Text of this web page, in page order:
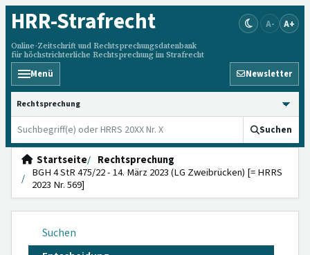
HRR-Strafrecht
Online-Zeitschrift und Rechtsprechungsdatenbank
für höchstrichterliche Rechtsprechung im Strafrecht
A- A+
Menü Newsletter
HRRS durchsuchen
Suchen
Startseite
Rechtsprechung
BGH 4 StR 475/22 - 14. März 2023 (LG Zweibrücken) [= HRRS
2023 Nr. 569]
Suchen